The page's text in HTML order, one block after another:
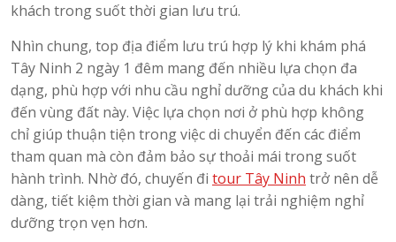
khách trong suốt thời gian lưu trú.
Nhìn chung, top địa điểm lưu trú hợp lý khi khám phá
Tây Ninh 2 ngày 1 đêm mang đến nhiều lựa chọn đa
dạng, phù hợp với nhu cầu nghỉ dưỡng của du khách khi
đến vùng đất này. Việc lựa chọn nơi ở phù hợp không
chỉ giúp thuận tiện trong việc di chuyển đến các điểm
tham quan mà còn đảm bảo sự thoải mái trong suốt
hành trình. Nhờ đó, chuyến đi tour Tây Ninh trở nên dễ
dàng, tiết kiệm thời gian và mang lại trải nghiệm nghỉ
dưỡng trọn vẹn hơn.